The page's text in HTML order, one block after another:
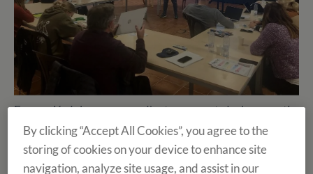
Formació del programa d'entrenament de la empatia,
"Empatik", a la Finca de Tamarit
L’empatia és la capacitat de posar-nos en la pell de les
By clicking “Accept All Cookies”, you agree to the
storing of cookies on your device to enhance site
navigation, analyze site usage, and assist in our